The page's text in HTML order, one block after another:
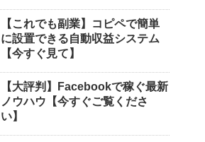
【これでも副業】コピペで簡単
に設置できる自動収益システム
【今すぐ見て】
【大評判】Facebookで稼ぐ最新
ノウハウ【今すぐご覧くださ
い】